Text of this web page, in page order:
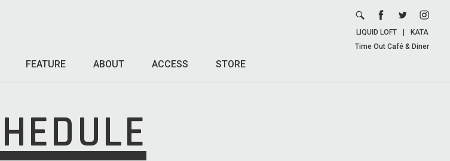
FEATURE ABOUT ACCESS STORE
LIQUID LOFT
KATA
Time Out Café & Diner